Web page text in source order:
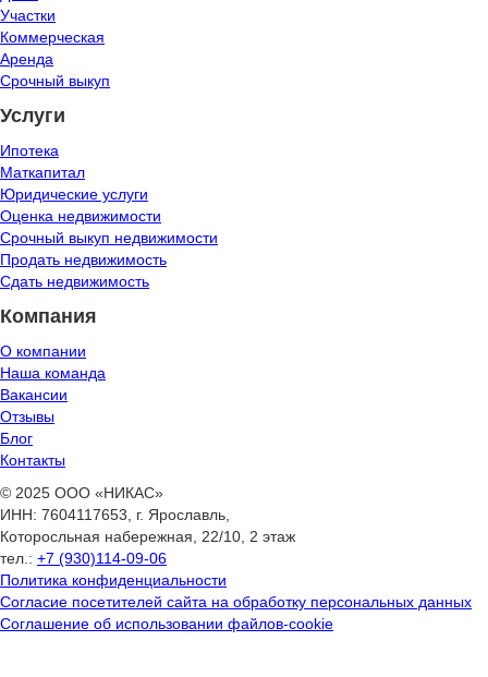
Участки
Коммерческая
Аренда
Срочный выкуп
Услуги
Ипотека
Маткапитал
Юридические услуги
Оценка недвижимости
Срочный выкуп недвижимости
Продать недвижимость
Сдать недвижимость
Компания
О компании
Наша команда
Вакансии
Отзывы
Блог
Контакты
© 2025 ООО «НИКАС»
ИНН: 7604117653, г. Ярославль,
Которосльная набережная, 22/10, 2 этаж
тел.: +7 (930)114-09-06
Политика конфиденциальности
Согласие посетителей сайта на обработку персональных данных
Соглашение об использовании файлов-cookie